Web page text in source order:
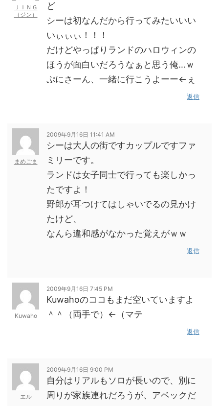
ＪＩＮＧ
（ジン）
ど
シーは初なんだから行ってみたいいい
いぃぃぃ！！！
だけどやっぱりランドのハロウィンの
ほうが面白いだろうなぁと思う俺…ｗ
ぷにさーん、一緒に行こうよーー←ぇ
返信
まめごま
2009年9月16日 11:41 AM
シーは大人の街ですカップルですファ
ミリーです。
ランドは女子同士で行っても楽しかっ
たですよ！
野郎が耳つけてはしゃいでるの見かけ
たけど、
なんら違和感がなかった覚えがｗｗ
返信
Kuwaho
2009年9月16日 7:45 PM
Kuwahoのココもまだ空いていますよ
＾＾（両手で）←（マテ
返信
エル
2009年9月16日 9:00 PM
自分はリアルもソロが長いので、別に
周りが家族連れだろうが、アベックだ